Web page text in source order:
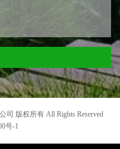
司 版权所有 All Rights Reserved
号-1